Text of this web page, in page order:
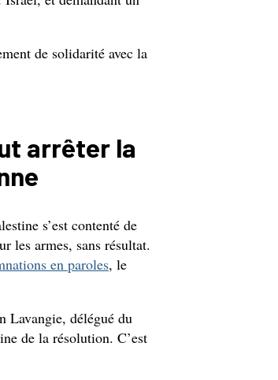
de solidarité avec la
arrêter la
s’est contenté de
les armes, sans résultat.
en paroles, le
Lavangie, délégué du
de la résolution. C’est